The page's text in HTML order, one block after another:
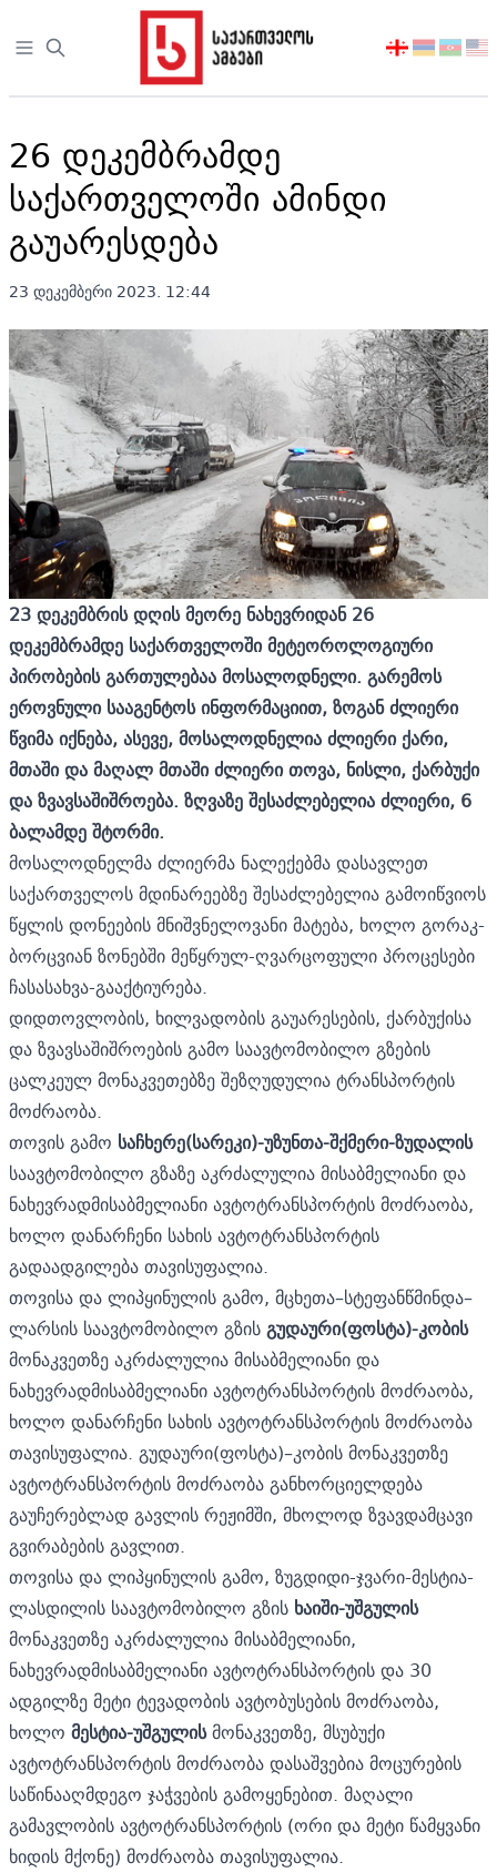
Open sidebar
აირჩიეთ
26 დეკემბრამდე
საქართველოში ამინდი
გაუარესდება
23 დეკემბერი 2023. 12:44
23დეკემბრისდღისმეორე ნახევრიდან26
დეკემბრამდე საქართველოშიმეტეოროლოგიური
პირობებისგართულებაამოსალოდნელი. გარემოს
ეროვნული სააგენტოს ინფორმაციით,ზოგანძლიერი
წვიმა იქნება,ასევე,მოსალოდნელიაძლიერიქარი,
მთაშიდამაღალმთაშიძლიერითოვა, ნისლი,ქარბუქი
დაზვავსაშიშროება. ზღვაზეშესაძლებელიაძლიერი, 6
ბალამდეშტორმი.
მოსალოდნელმა ძლიერმა ნალექებმა დასავლეთ
საქართველოს მდინარეებზე შესაძლებელია გამოიწვიოს
წყლის დონეების მნიშვნელოვანი მატება, ხოლო გორაკ-
ბორცვიან ზონებში მეწყრულ-ღვარცოფული პროცესები
ჩასასახვა-გააქტიურება.
დიდთოვლობის, ხილვადობის გაუარესების, ქარბუქისა
და ზვავსაშიშროების გამო საავტომობილო გზების
ცალკეულ მონაკვეთებზე შეზღუდულია ტრანსპორტის
მოძრაობა.
თოვის გამო საჩხერე(სარეკი)-უზუნთა-შქმერი-ზუდალის
საავტომობილო გზაზე აკრძალულია მისაბმელიანი და
ნახევრადმისაბმელიანი ავტოტრანსპორტის მოძრაობა,
ხოლო დანარჩენი სახის ავტოტრანსპორტის
გადაადგილება თავისუფალია.
თოვისა და ლიპყინულის გამო, მცხეთა–სტეფანწმინდა–
ლარსის საავტომობილო გზისგუდაური(ფოსტა)-კობის
მონაკვეთზე აკრძალულია მისაბმელიანი და
ნახევრადმისაბმელიანი ავტოტრანსპორტის მოძრაობა,
ხოლო დანარჩენი სახის ავტოტრანსპორტის მოძრაობა
თავისუფალია. გუდაური(ფოსტა)–კობის მონაკვეთზე
ავტოტრანსპორტის მოძრაობა განხორციელდება
გაუჩერებლად გავლის რეჟიმში, მხოლოდ ზვავდამცავი
გვირაბების გავლით.
თოვისა და ლიპყინულის გამო, ზუგდიდი-ჯვარი-მესტია-
ლასდილის საავტომობილო გზის ხაიში-უშგულის
მონაკვეთზე აკრძალულია მისაბმელიანი,
ნახევრადმისაბმელიანი ავტოტრანსპორტის და 30
ადგილზე მეტი ტევადობის ავტობუსების მოძრაობა,
ხოლო მესტია-უშგულისმონაკვეთზე, მსუბუქი
ავტოტრანსპორტის მოძრაობა დასაშვებია მოცურების
საწინააღმდეგო ჯაჭვების გამოყენებით. მაღალი
გამავლობის ავტოტრანსპორტის (ორი და მეტი წამყვანი
ხიდის მქონე) მოძრაობა თავისუფალია.